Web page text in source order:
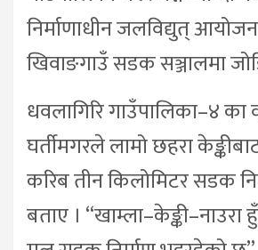
निर्माणाधीन जलविद्युत्
खिवाङगाउँ सडक सञ्जालमा
धवलागिरि गाउँपालिका–४ का
घर्तीमगरले लामो छहरा
करिब तीन किलोमिटर सडक
बताए ।